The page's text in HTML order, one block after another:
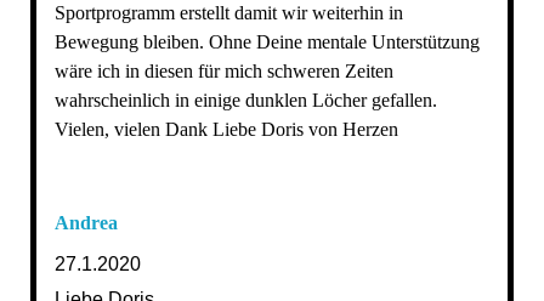
Sportprogramm erstellt damit wir weiterhin in
Bewegung bleiben. Ohne Deine mentale Unterstützung
wäre ich in diesen für mich schweren Zeiten
wahrscheinlich in einige dunklen Löcher gefallen.
Vielen, vielen Dank Liebe Doris von Herzen
Andrea
27.1.2020